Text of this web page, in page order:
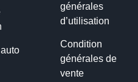
générales
d’utilisation
Condition
générales de
vente